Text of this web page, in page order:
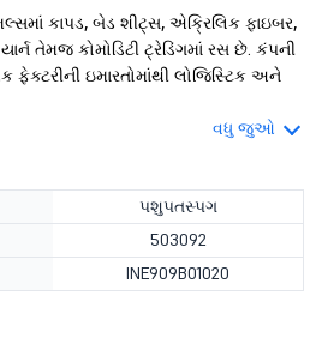
કાપડ, બેડ શીટ્સ, એક્રિલિક ફાઇબર,
તેમજ કોમોડિટી ટ્રેડિંગમાં રસ છે. કંપની
ઇમારતોમાંથી લોજિસ્ટિક અને
વધુ જુઓ
પશુપતસ્પગ
503092
INE909B01020